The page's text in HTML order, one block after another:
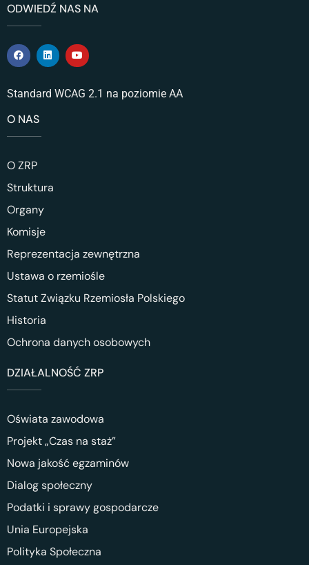
ODWIEDŹ NAS NA
Standard WCAG 2.1 na poziomie AA
O NAS
O ZRP
Struktura
Organy
Komisje
Reprezentacja zewnętrzna
Ustawa o rzemiośle
Statut Związku Rzemiosła Polskiego
Historia
Ochrona danych osobowych
DZIAŁALNOŚĆ ZRP
Oświata zawodowa
Projekt „Czas na staż”
Nowa jakość egzaminów
Dialog społeczny
Podatki i sprawy gospodarcze
Unia Europejska
Polityka Społeczna